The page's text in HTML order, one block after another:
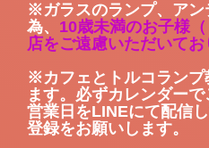
※ガラスのランプ、アン
為、 10歳未満のお子様
店をご遠慮いただいてお
※カフェとトルコランプ
ます。必ずカレンダーで
営業日をLINEにて配信
登録をお願いします。